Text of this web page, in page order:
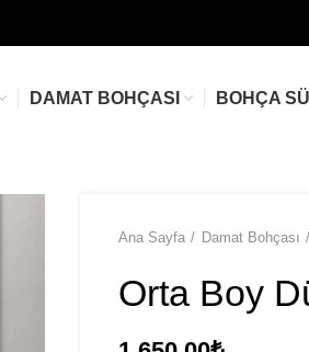
DAMAT BOHÇASI BOHÇA
Ana Sayfa Damat Bohçası
Orta Boy